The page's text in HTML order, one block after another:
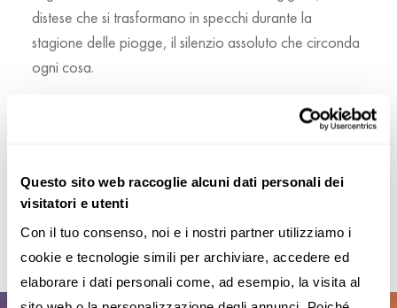
Questo sito web raccoglie alcuni dati personali dei
visitatori e utenti
Con il tuo consenso, noi e i nostri partner utilizziamo i
cookie e tecnologie simili per archiviare, accedere ed
elaborare i dati personali come, ad esempio, la visita al
distese che si trasformano in specchi durante la
stagione delle piogge, il silenzio assoluto che circonda
ogni cosa.
E poi ci sono le lagune colorate del sud boliviano: la
Laguna Colorada con i suoi fenicotteri rosa, le
Verde ai piedi del vulcano Licancabur. Qui la natura si
fa protagonista assoluta, in uno degli scenari più
spettacolari del continente.